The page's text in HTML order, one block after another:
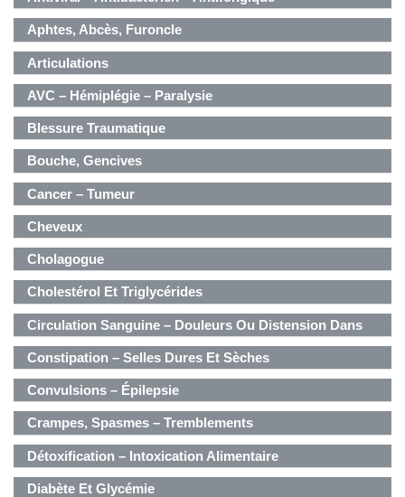
Aphtes, Abcès, Furoncle
Articulations
AVC – Hémiplégie – Paralysie
Blessure Traumatique
Bouche, Gencives
Cancer – Tumeur
Cheveux
Cholagogue
Cholestérol Et Triglycérides
Circulation Sanguine – Douleurs Ou Distension Dans
Poitrine, Flancs, Épigastre
Constipation – Selles Dures Et Sèches
Convulsions – Épilepsie
Crampes, Spasmes – Tremblements
Détoxification – Intoxication Alimentaire
Diabète Et Glycémie